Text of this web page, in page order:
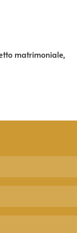
matrimoniale,